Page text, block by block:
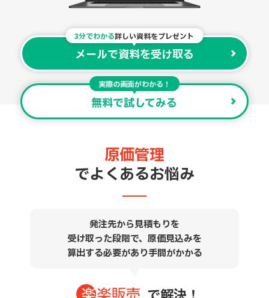
3分でわかる詳しい資料をプレゼント
メールで資料を受け取る
実際の画面がわかる！
無料で試してみる
原価管理
でよくあるお悩み
発注先から見積もりを
受け取った段階で、原価見込みを
算出する必要があり手間がかかる